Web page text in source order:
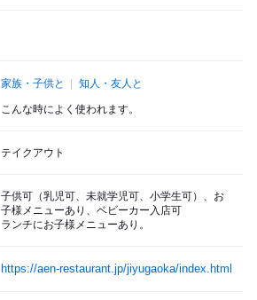
家族・子供と 知人・友人と
こんな時によく使われます。
テイクアウト
子供可（乳児可、未就学児可、小学生可）、お
子様メニューあり、ベビーカー入店可
ランチにお子様メニューあり。
https://aen-restaurant.jp/jiyugaoka/index.html